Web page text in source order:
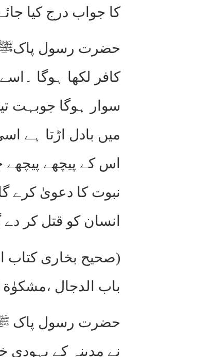
کا جواب درج کیا
حضرت رسول پاکﷺ
کافر لکھا ہوگا
سوار ہوگا جوبہت
میں بادل اڑتا ہے
اس کے پیچھے
نبوت کا دعویٰ کرے
انسان کو قتل کر
(صحیح بخاری کتاب
باب الدجال ،مشکوٰة
حضرت رسول پاک
نے مدینہ کے یہودی